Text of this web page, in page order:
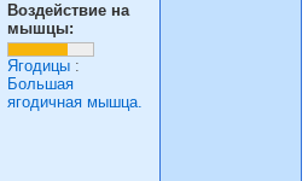
Воздействие на
мышцы:
Ягодицы :
Большая
ягодичная мышца.